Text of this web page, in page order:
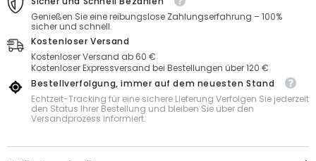
für
für
Sie
Genießen Sie eine reibungslose Zahlungserfahrung – 100%
sicher und schnell.
Kostenloser Versand
Kostenloser Versand ab 60 €
Kostenloser Expressversand bei Bestellungen über 120 €
Bestellverfolgung, immer auf dem neuesten Stand
Echtzeit-Tracking für eine sichere Lieferung Verfolgen Sie jederzeit
den Status Ihrer Bestellung und bleiben Sie über den
Versandprozess informiert.